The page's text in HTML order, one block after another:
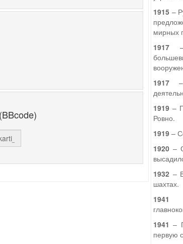
1915–
мирных
1917–
1917–
1919–
Ровно.
1919–
1920–
1932– В
шахтах.
1941 –
1941 –
первую